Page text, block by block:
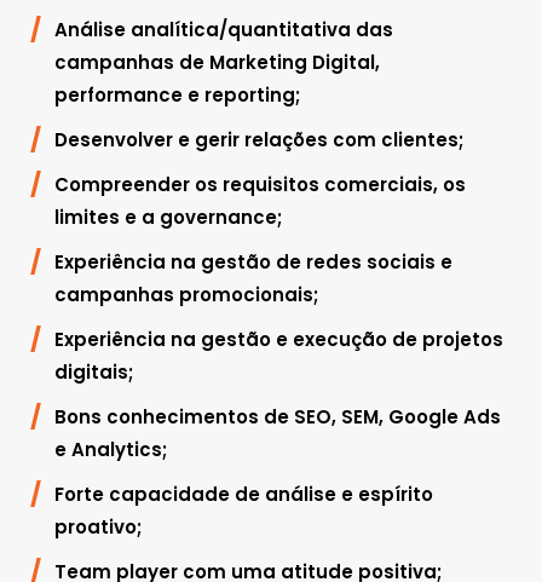
Análise analítica/quantitativa das
campanhas de Marketing Digital,
performance e reporting;
Desenvolver e gerir relações com clientes;
Compreender os requisitos comerciais, os
limites e a governance;
Experiência na gestão de redes sociais e
campanhas promocionais;
Experiência na gestão e execução de projetos
digitais;
Bons conhecimentos de SEO, SEM, Google Ads
e Analytics;
Forte capacidade de análise e espírito
proativo;
Team player com uma atitude positiva;